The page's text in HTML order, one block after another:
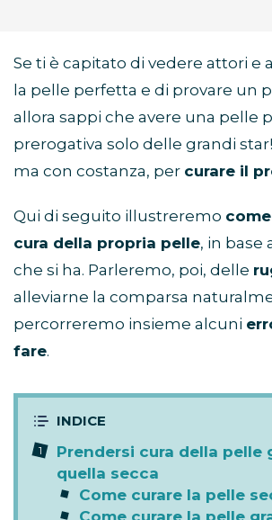
Se ti è capitato di vedere attori e
la pelle perfetta e di provare un
allora sappi che avere una pelle
prerogativa solo delle grandi
ma con costanza, per curare il
Qui di seguito illustreremo
cura della propria pelle, in base
che si ha. Parleremo, poi, delle
alleviarne la comparsa
percorreremo insieme alcuni
fare.
Prendersi cura della pelle
quella secca
Come curare la pelle